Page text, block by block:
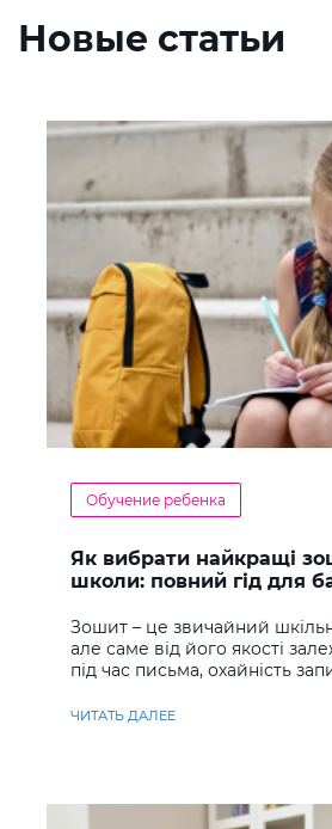
Новые статьи
Обучение ребенка
Як вибрати найкращі
школи: повний гід для
Зошит – це звичайний
але саме від його якості
під час письма, охайність
ЧИТАТЬ ДАЛЕЕ